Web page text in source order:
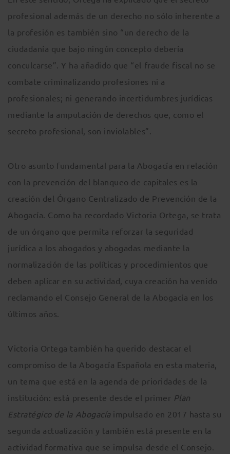
profesional además de un derecho no sólo inherente a
la profesión es también sino “un derecho de la
ciudadanía que bajo ningún concepto debería
conculcarse”. Y ha añadido que “el fraude fiscal no se
combate criminalizando profesiones ni a
profesionales; ni generando incertidumbres jurídicas
mediante la amputación de derechos que, como el
secreto profesional, son inviolables”.
Otro asunto fundamental para la Abogacía en relación
con la prevención del blanqueo de capitales es la
creación del Órgano Centralizado de Prevención de la
Abogacía. Como ha recordado Victoria Ortega, se trata
de un órgano que permita reforzar la seguridad
jurídica a los abogados y abogadas mediante la
normalización de las políticas y procedimientos que
deben aplicar en su actividad, cuya creación ha venido
reclamando el Consejo General de la Abogacía en los
últimos años.
Victoria Ortega también ha querido destacar el
compromiso de la Abogacía Española en esta materia,
un tema que está en la agenda de prioridades de la
institución: está presente desde el primer Plan
Estratégico de la Abogacía impulsado en 2017 hasta su
segunda actualización y también está presente en la
actividad formativa que se impulsa desde el Consejo.